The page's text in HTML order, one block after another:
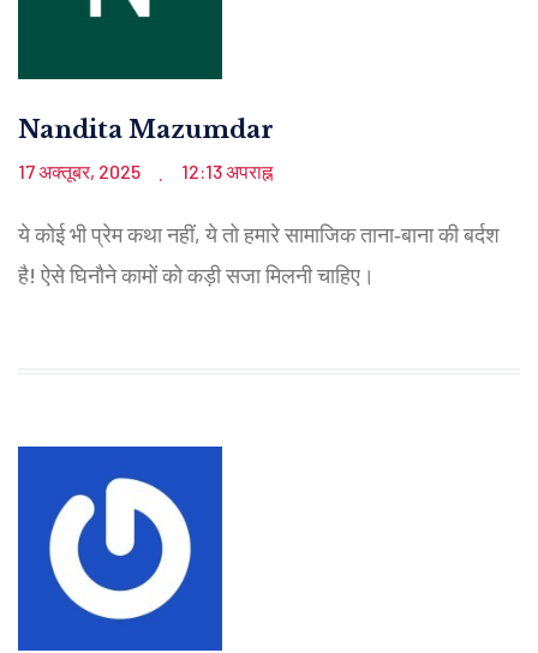
Nandita Mazumdar
17 अक्तूबर, 2025 12:13 अपराह्न
ये कोई भी प्रेम कथा नहीं, ये तो हमारे सामाजिक ताना‑बाना की बर्दश
है! ऐसे घिनौने कामों को कड़ी सजा मिलनी चाहिए।